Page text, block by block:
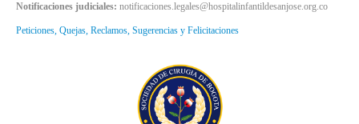
Notificaciones judiciales: notificaciones.legales@hospitalinfantildesanjose.org.co
Peticiones, Quejas, Reclamos, Sugerencias y Felicitaciones